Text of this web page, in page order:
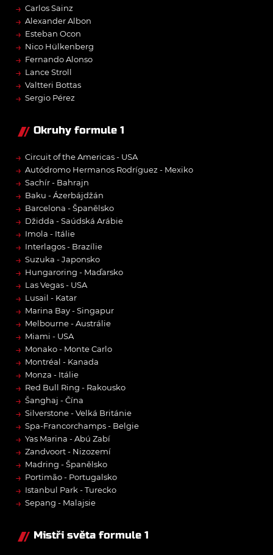
→ Carlos Sainz
→ Alexander Albon
→ Esteban Ocon
→ Nico Hülkenberg
→ Fernando Alonso
→ Lance Stroll
→ Valtteri Bottas
→ Sergio Pérez
Okruhy formule 1
→ Circuit of the Americas - USA
→ Autódromo Hermanos Rodríguez - Mexiko
→ Sachír - Bahrajn
→ Baku - Ázerbájdžán
→ Barcelona - Španělsko
→ Džidda - Saúdská Arábie
→ Imola - Itálie
→ Interlagos - Brazílie
→ Suzuka - Japonsko
→ Hungaroring - Maďarsko
→ Las Vegas - USA
→ Lusail - Katar
→ Marina Bay - Singapur
→ Melbourne - Austrálie
→ Miami - USA
→ Monako - Monte Carlo
→ Montréal - Kanada
→ Monza - Itálie
→ Red Bull Ring - Rakousko
→ Šanghaj - Čína
→ Silverstone - Velká Británie
→ Spa-Francorchamps - Belgie
→ Yas Marina - Abú Zabí
→ Zandvoort - Nizozemí
→ Madring - Španělsko
→ Portimão - Portugalsko
→ Istanbul Park - Turecko
→ Sepang - Malajsie
Mistři světa formule 1